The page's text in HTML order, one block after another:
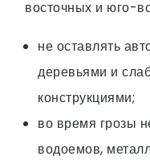
восточных и юго-
не оставлять
деревьями и
конструкциями;
во время грозы
водоемов,